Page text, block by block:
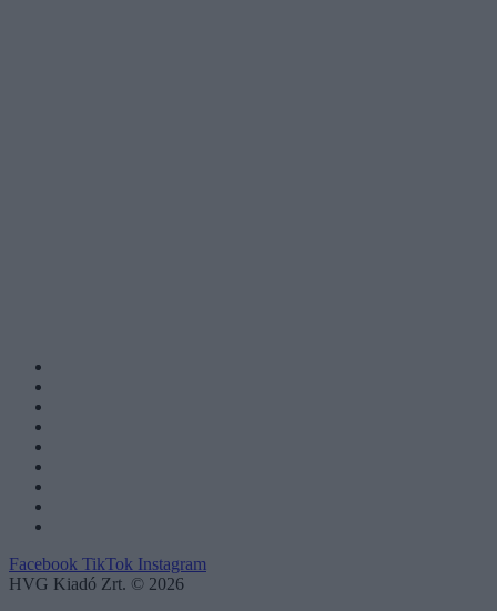
Facebook TikTok Instagram
HVG Kiadó Zrt. © 2026